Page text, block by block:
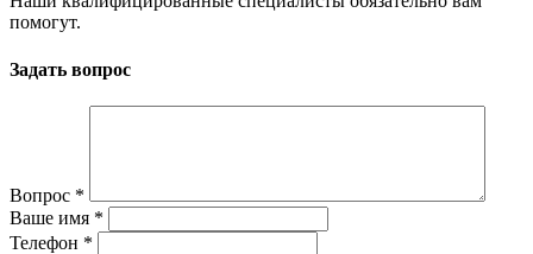
помогут.
Задать вопрос
Вопрос *
Ваше имя *
Телефон *